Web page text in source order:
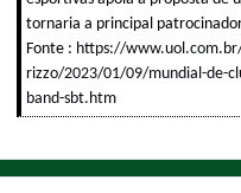
tornaria a principal
Fonte : https://
rizzo/2023/01/09/mundial-de-
band-sbt.htm